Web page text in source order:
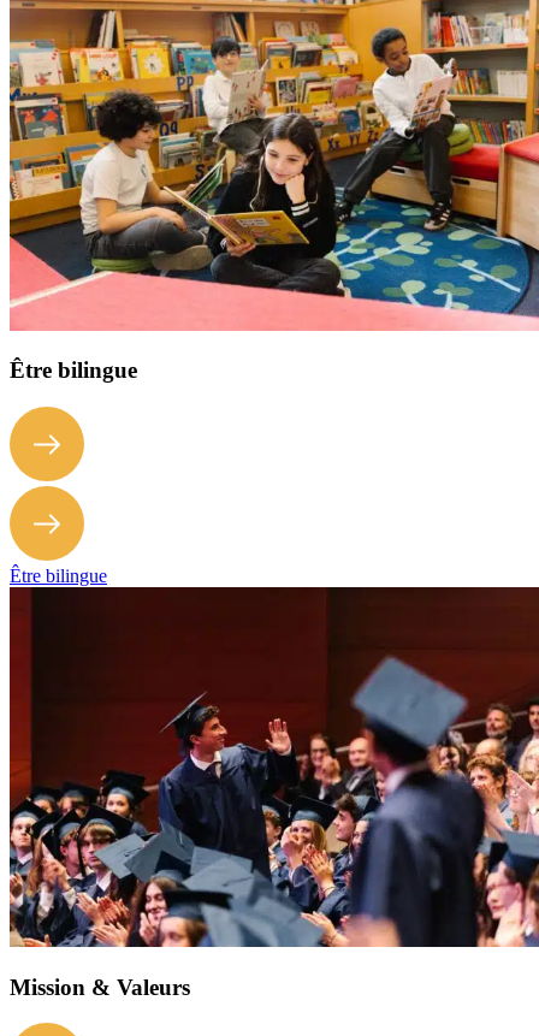
Être bilingue
Être bilingue
Mission & Valeurs